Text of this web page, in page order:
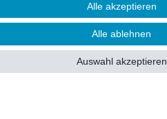
Alle akzeptieren
Alle ablehnen
Auswahl akzeptieren